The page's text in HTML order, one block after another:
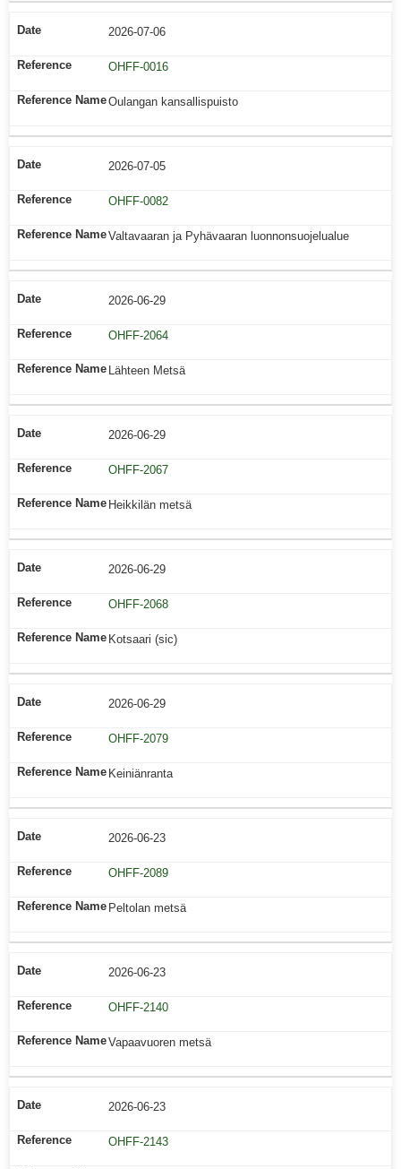
2026-07-06
OHFF-0016
Oulangan kansallispuisto
2026-07-05
OHFF-0082
Valtavaaran ja Pyhävaaran luonnonsuojelualue
2026-06-29
OHFF-2064
Lähteen Metsä
2026-06-29
OHFF-2067
Heikkilän metsä
2026-06-29
OHFF-2068
Kotsaari (sic)
2026-06-29
OHFF-2079
Keiniänranta
2026-06-23
OHFF-2089
Peltolan metsä
2026-06-23
OHFF-2140
Vapaavuoren metsä
2026-06-23
OHFF-2143